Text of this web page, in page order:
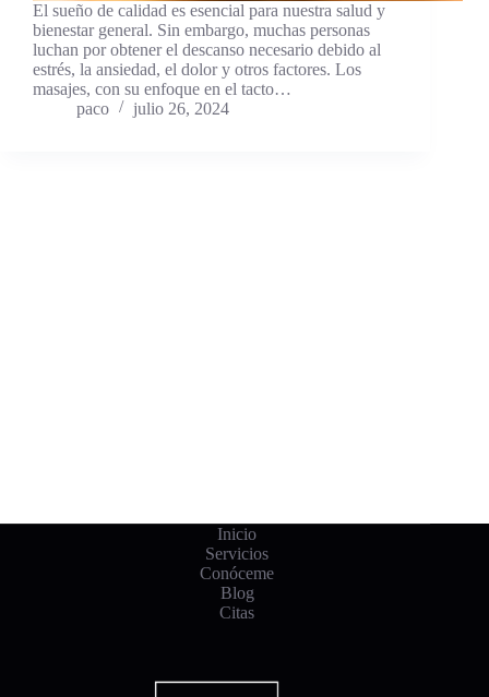
El sueño de calidad es esencial para nuestra salud y
bienestar general. Sin embargo, muchas personas
luchan por obtener el descanso necesario debido al
estrés, la ansiedad, el dolor y otros factores. Los
masajes, con su enfoque en el tacto…
paco
julio 26, 2024
Inicio
Servicios
Conóceme
Blog
Citas